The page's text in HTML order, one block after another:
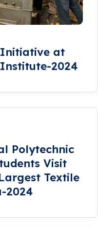
at
2024
Polytechnic
Visit
Textile
2024